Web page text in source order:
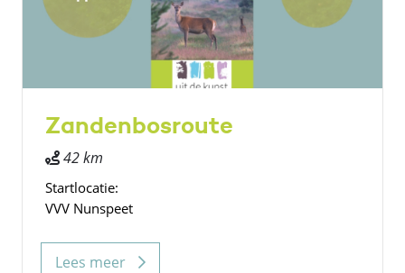
Zandenbosroute
42 km
Startlocatie:
VVV Nunspeet
Lees meer